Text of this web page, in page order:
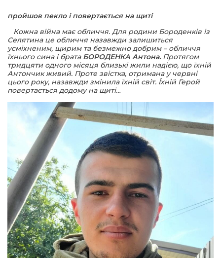
вісті
голос гірського краю
умови придбання
та контакти
пройшов пекло і повертається на щиті
Кожна війна має обличчя. Для родини Бороденків із
Селятина це обличчя назавжди залишиться
усміхненим, щирим та безмежно добрим – обличчя
їхнього сина і брата БОРОДЕНКА Антона. Протягом
тридцяти одного місяця близькі жили надією, що їхній
Антончик живий. Проте звістка, отримана у червні
цього року, назавжди змінила їхній світ. Їхній Герой
повертається додому на щиті…